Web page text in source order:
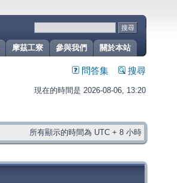
關於本站
參與我們
摩茲工寮
問答集 搜尋
現在的時間是 2026-08-06, 13:20
所有顯示的時間為 UTC + 8 小時